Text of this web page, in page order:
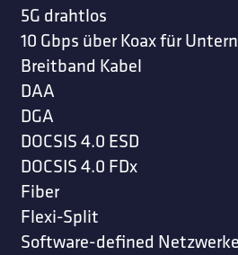
5G drahtlos
10 Gbps über Koax für
Breitband Kabel
DAA
DGA
DOCSIS 4.0 ESD
DOCSIS 4.0 FDx
Fiber
Flexi-Split
Software-defined Netzwerke